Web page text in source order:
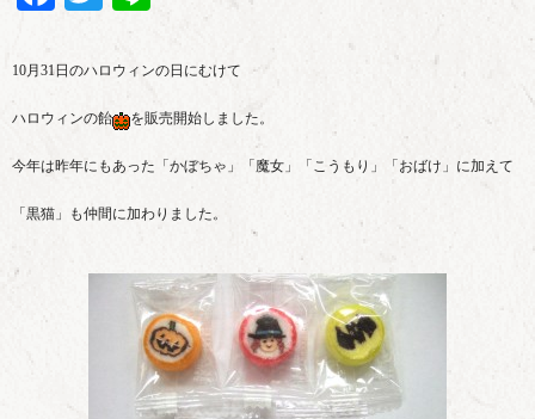
10月31日のハロウィンの日にむけて
ハロウィンの飴 を販売開始しました。
今年は昨年にもあった「かぼちゃ」「魔女」「こうもり」「おばけ」に加えて
「黒猫」も仲間に加わりました。